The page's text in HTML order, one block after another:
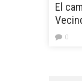
El
0